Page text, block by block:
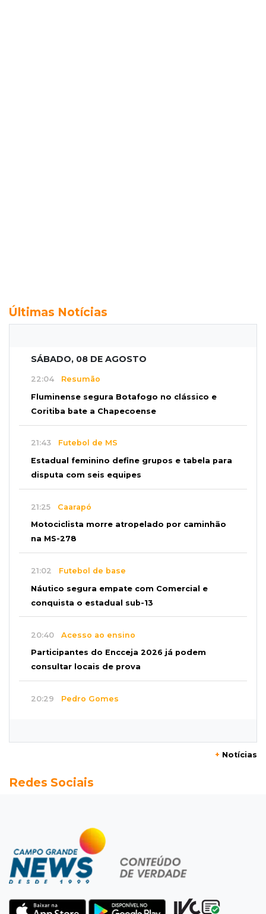
Últimas Notícias
SÁBADO, 08 DE AGOSTO
22:04 Resumão
Fluminense segura Botafogo no clássico e
Coritiba bate a Chapecoense
21:43 Futebol de MS
Estadual feminino define grupos e tabela para
disputa com seis equipes
21:25 Caarapó
Motociclista morre atropelado por caminhão
na MS-278
21:02 Futebol de base
Náutico segura empate com Comercial e
conquista o estadual sub-13
20:40 Acesso ao ensino
Participantes do Encceja 2026 já podem
consultar locais de prova
20:29 Pedro Gomes
Pantanal treina em Goiânia antes de jogo que
Campeonato Brasileiro
Remo busca empate com Atlético-MG e segue
na zona de rebaixamento
Defesa diz que preso suspeito de sequestro
+ Notícias
Redes Sociais